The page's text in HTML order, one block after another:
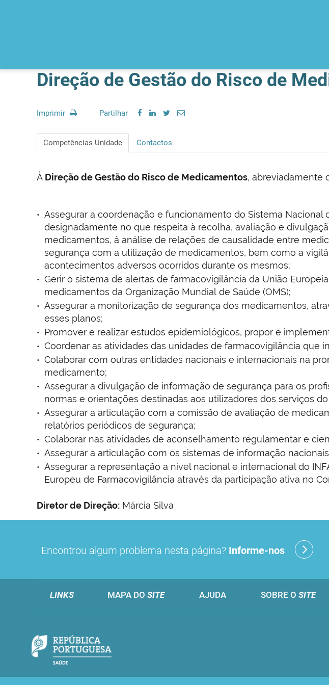
Direção de Gestão do Risco de
Imprimir Partilhar
Competências Unidade Contactos
À Direção de Gestão do Risco de Medicamentos, abreviadamente
Assegurar a coordenação e funcionamento do Sistema
designadamente no que respeita à recolha, avaliação e
medicamentos, à análise de relações de causalidade entre
segurança com a utilização de medicamentos, bem como a
acontecimentos adversos ocorridos durante os mesmos;
Gerir o sistema de alertas de farmacovigilância da União
medicamentos da Organização Mundial de Saúde (OMS);
Assegurar a monitorização de segurança dos medicamentos,
esses planos;
Promover e realizar estudos epidemiológicos, propor e
Coordenar as atividades das unidades de farmacovigilância que
Colaborar com outras entidades nacionais e internacionais na
medicamento;
Assegurar a divulgação de informação de segurança para os
normas e orientações destinadas aos utilizadores dos serviços do
Assegurar a articulação com a comissão de avaliação de
relatórios periódicos de segurança;
Colaborar nas atividades de aconselhamento regulamentar e
Assegurar a articulação com os sistemas de informação
Assegurar a representação a nível nacional e internacional do
Europeu de Farmacovigilância através da participação ativa no
Diretor de Direção: Márcia Silva
Telef: +351 21 798 71 41
Encontrou algum problema nesta página? Informe-nos
LINKS MAPA DO SITE AJUDA SOBRE O SITE